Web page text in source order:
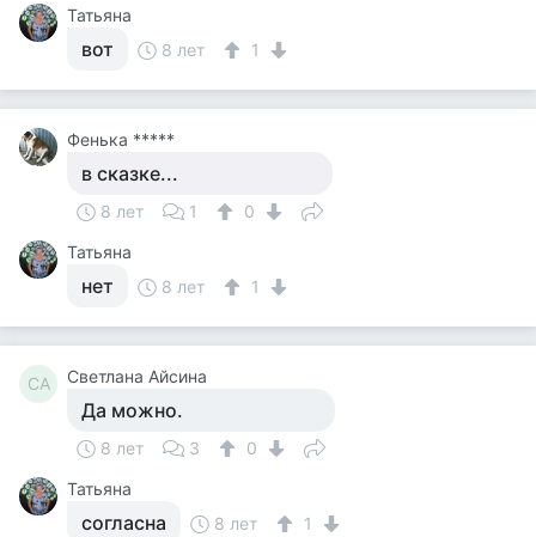
Татьяна
вот 8 лет 1
Фенька *****
в сказке...
8 лет 1
0
Татьяна
нет 8 лет 1
СА Светлана Айсина
Да можно.
8 лет 3
0
Татьяна
согласна 8 лет 1